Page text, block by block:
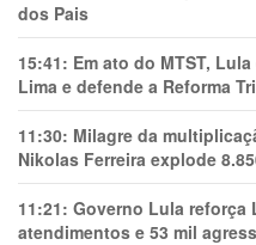
dos Pais
15:41: Em ato do MTST,
Lima e defende a Reforma
11:30: Milagre da
Nikolas Ferreira explode
11:21: Governo Lula reforça
atendimentos e 53 mil